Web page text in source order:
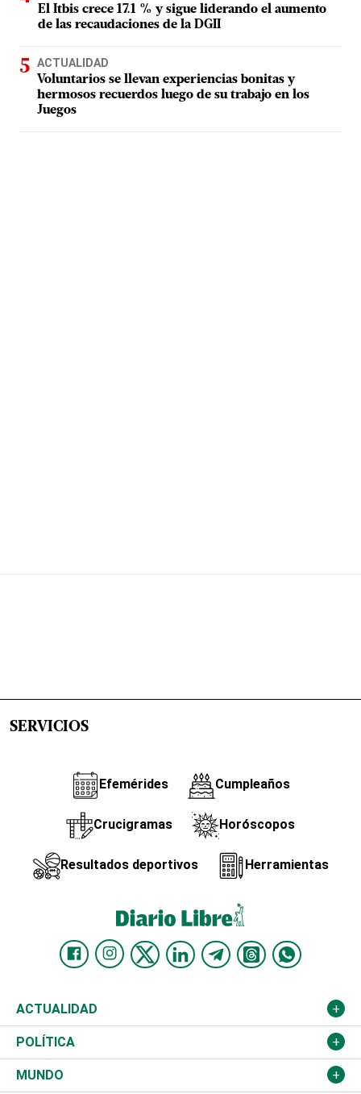
El Itbis crece 17.1 % y sigue liderando el aumento
de las recaudaciones de la DGII
ACTUALIDAD
Voluntarios se llevan experiencias bonitas y
hermosos recuerdos luego de su trabajo en los
Juegos
SERVICIOS
Efemérides Cumpleaños
Crucigramas Horóscopos
Resultados deportivos Herramientas
ACTUALIDAD
Nacional
Ciudad
POLÍTICA
Partidos
MUNDO